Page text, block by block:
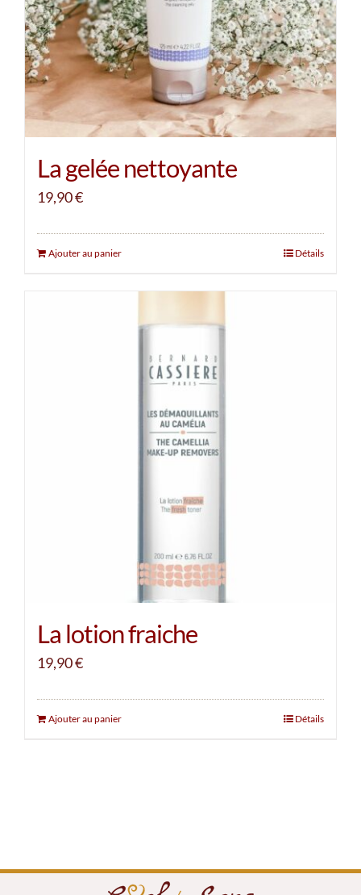
La gelée nettoyante
19,90€
Ajouter au panier Détails
La lotion fraiche
19,90€
Ajouter au panier Détails